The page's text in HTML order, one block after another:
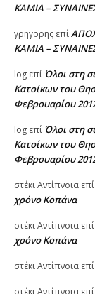
ΚΑΜΙΑ –
γρηγορης επί
ΚΑΜΙΑ –
log επί Όλοι στη
Κατοίκων του
Φεβρουαρίου
log επί Όλοι στη
Κατοίκων του
Φεβρουαρίου
στέκι Αντίπνοια επί
χρόνο Κοπάνα
στέκι Αντίπνοια επί
χρόνο Κοπάνα
στέκι Αντίπνοια επί
στέκι Αντίπνοια επί